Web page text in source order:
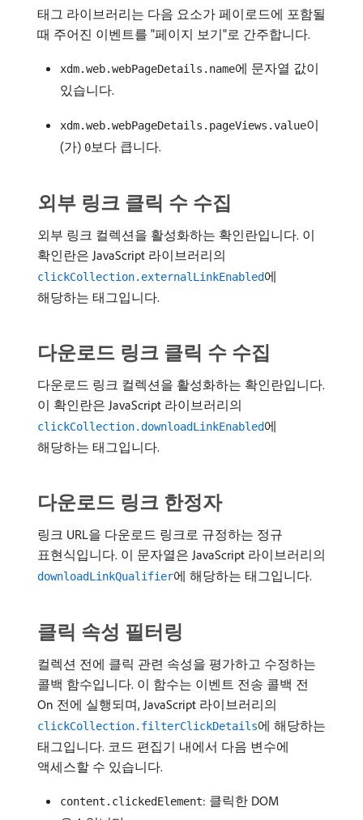
태그 라이브러리는 다음 요소가 페이로드에 포함될
때 주어진 이벤트를 "페이지 보기"로 간주합니다.
xdm.web.webPageDetails.name에 문자열 값이
있습니다.
xdm.web.webPageDetails.pageViews.value이
(가) 0보다 큽니다.
외부 링크 클릭 수 수집
외부 링크 컬렉션을 활성화하는 확인란입니다. 이
확인란은 JavaScript 라이브러리의
clickCollection.externalLinkEnabled에
해당하는 태그입니다.
다운로드 링크 클릭 수 수집
다운로드 링크 컬렉션을 활성화하는 확인란입니다.
이 확인란은 JavaScript 라이브러리의
clickCollection.downloadLinkEnabled에
해당하는 태그입니다.
다운로드 링크 한정자
링크 URL을 다운로드 링크로 규정하는 정규
표현식입니다. 이 문자열은 JavaScript 라이브러리의
downloadLinkQualifier에 해당하는 태그입니다.
클릭 속성 필터링
컬렉션 전에 클릭 관련 속성을 평가하고 수정하는
콜백 함수입니다. 이 함수는 이벤트 전송 콜백 전
On 전에 실행되며, JavaScript 라이브러리의
clickCollection.filterClickDetails에 해당하는
태그입니다. 코드 편집기 내에서 다음 변수에
액세스할 수 있습니다.
content.clickedElement: 클릭한 DOM